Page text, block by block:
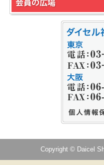
Copyright © Daicel